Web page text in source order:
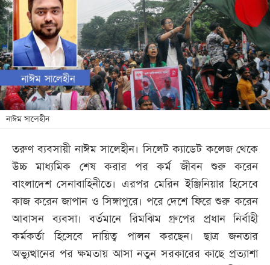
খেলা
বিনোদন
লাইফ
স্টাইল
শিক্ষা
তথ্যপ্রযুক্তি
বিভাগ
ছবি
ভিডিও
নাঈম সালেহীন
তরুণ ব্যবসায়ী নাঈম সালেহীন। সিলেট ক্যাডেট কলেজ থেকে
উচ্চ মাধ্যমিক শেষ করার পর কর্ম জীবন শুরু করেন
বাংলাদেশ সেনাবাহিনীতে। এরপর মেরিন ইঞ্জিনিয়ার হিসেবে
কাজ করেন জাপান ও সিঙ্গাপুরে। পরে দেশে ফিরে শুরু করেন
আবাসন ব্যবসা। বর্তমানে রিমঝিম গ্রুপের প্রধান নির্বাহী
কর্মকর্তা হিসেবে দায়িত্ব পালন করছেন। ছাত্র জনতার
অভ্যুত্থানের পর ক্ষমতায় আসা নতুন সরকারের কাছে প্রত্যাশা